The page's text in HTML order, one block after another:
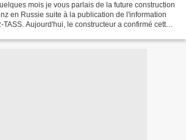
mois je vous parlais de la future construction
en Russie suite à la publication de l'information
TASS. Aujourd'hui, le constructeur a confirmé cette